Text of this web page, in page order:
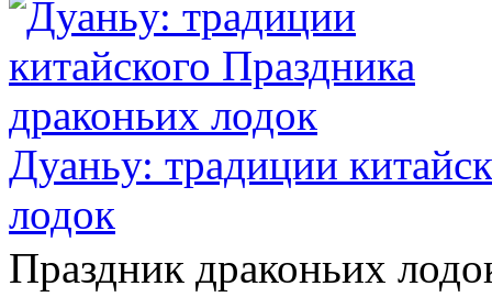
Дуаньу: традиции
лодок
Праздник драконьих